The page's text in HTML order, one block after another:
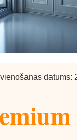
datums: